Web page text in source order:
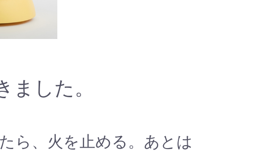
した。
ら、火を止める。あとは